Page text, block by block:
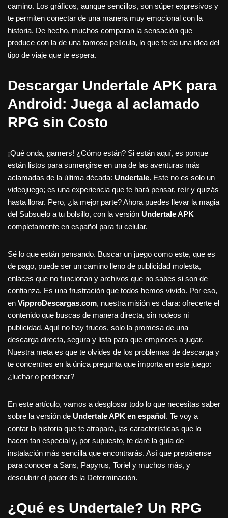
camino. Los gráficos, aunque sencillos, son súper expresivos y
te permiten conectar de una manera muy emocional con la
historia. De hecho, muchos comparan la sensación que
produce con la de una famosa película, lo que te da una idea del
tipo de viaje que te espera.
Descargar Undertale APK para
Android: Juega al aclamado
RPG sin Costo
¡Qué onda, gamers! ¿Cómo están? Si están aquí, es porque
están listos para sumergirse en una de las aventuras más
aclamadas de la última década: Undertale. Este no es solo un
videojuego; es una experiencia que te hará pensar, reír y quizás
hasta llorar. Pero, ¿la mejor parte? Ahora puedes llevar la magia
del Subsuelo a tu bolsillo, con la versión Undertale APK
completamente en español para tu celular.
Sé lo que están pensando. Buscar un juego como este, que es
de pago, puede ser un camino lleno de publicidad molesta,
enlaces que no funcionan y archivos que no sabes si son de
confianza. Es una frustración que todos hemos vivido. Por eso,
en VipproDescargas.com, nuestra misión es clara: ofrecerte el
contenido que buscas de manera directa, sin rodeos ni
publicidad. Aquí no hay trucos, solo la promesa de una
descarga directa, segura y lista para que empieces a jugar.
Nuestra meta es que te olvides de los problemas de descarga y
te concentres en la única pregunta que importa en este juego:
¿luchar o perdonar?
En este artículo, vamos a desglosar todo lo que necesitas saber
sobre la versión de Undertale APK en español. Te voy a
contar la historia que te atrapará, las características que lo
hacen tan especial y, por supuesto, te daré la guía de
instalación más sencilla que encontrarás. Así que prepárense
para conocer a Sans, Papyrus, Toriel y muchos más, y
descubrir el poder de la Determinación.
¿Qué es Undertale? Un RPG